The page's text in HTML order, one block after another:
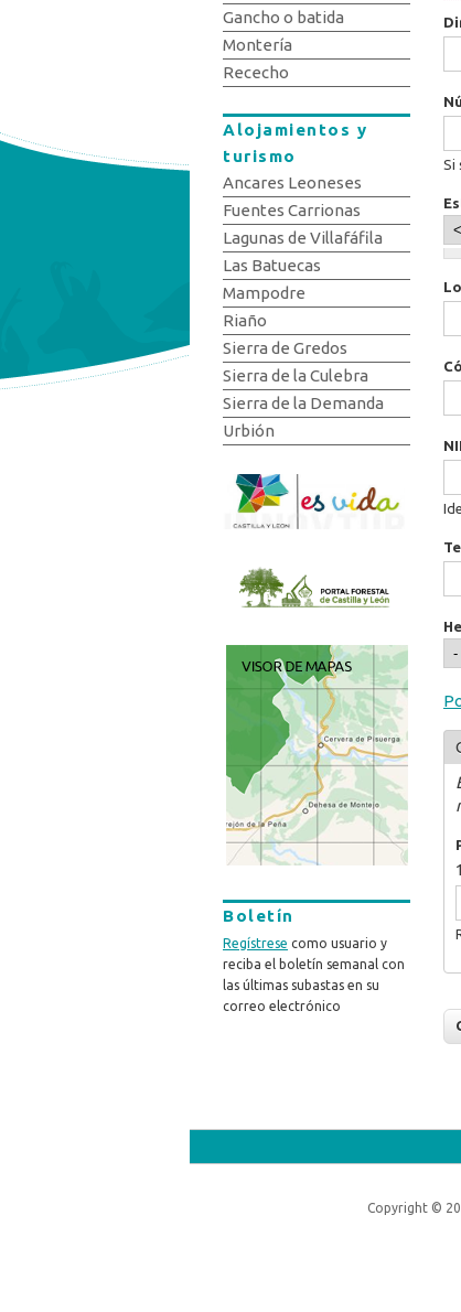
Si
Gancho o batida
Montería
Rececho
Alojamientos y
turismo
Ancares Leoneses
Fuentes Carrionas
Lagunas de Villafáfila
Las Batuecas
Mampodre
Riaño
Sierra de Gredos
Sierra de la Culebra
Sierra de la Demanda
Urbión
Boletín
Regístrese como usuario y
reciba el boletín semanal con
las últimas subastas en su
correo electrónico
Copyright ©